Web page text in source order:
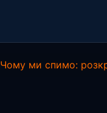
Чому ми спимо: